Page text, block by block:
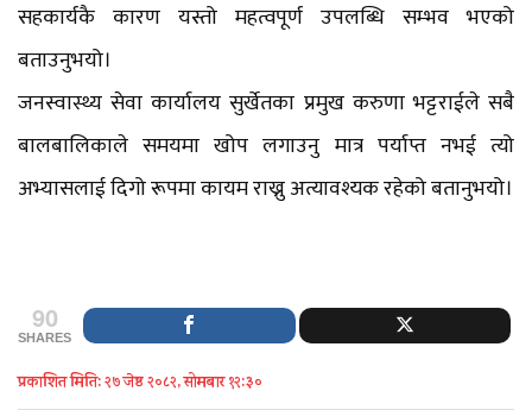
सहकार्यकै कारण यस्तो महत्वपूर्ण उपलब्धि सम्भव भएको
बताउनुभयो।
जनस्वास्थ्य सेवा कार्यालय सुर्खेतका प्रमुख करुणा भट्टराईले सबै
बालबालिकाले समयमा खोप लगाउनु मात्र पर्याप्त नभई त्यो
अभ्यासलाई दिगो रूपमा कायम राख्नु अत्यावश्यक रहेको बतानुभयो।
90
SHARES
प्रकाशित मिति: २७ जेष्ठ २०८२, सोमबार १२:३०